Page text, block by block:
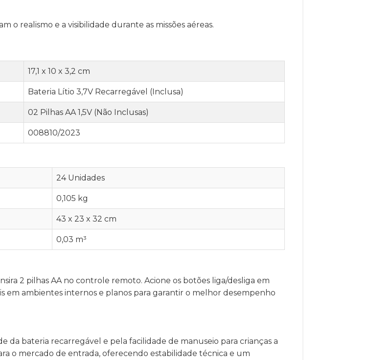
o realismo e a visibilidade durante as missões aéreas.
17,1 x 10 x 3,2 cm
Bateria Lítio 3,7V Recarregável (Inclusa)
02 Pilhas AA 1,5V (Não Inclusas)
008810/2023
24 Unidades
0,105 kg
43 x 23 x 32 cm
0,03 m³
2 pilhas AA no controle remoto. Acione os botões liga/desliga em
em ambientes internos e planos para garantir o melhor desempenho
da bateria recarregável e pela facilidade de manuseio para crianças a
o mercado de entrada, oferecendo estabilidade técnica e um